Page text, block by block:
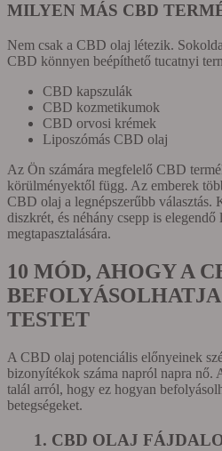
MILYEN MÁS CBD
Nem csak a CBD olaj létezik.
CBD könnyen beépíthető tucatnyi
CBD kapszulák
CBD kozmetikumok
CBD orvosi krémek
Liposzómás CBD olaj
Az Ön számára megfelelő CBD
körülményektől függ. Az emberek
CBD olaj a legnépszerűbb választás.
diszkrét, és néhány csepp is elegendő
megtapasztalására.
10 MÓD, AHOGY A
TESTET
A CBD olaj potenciális előnyeinek
bizonyítékok száma napról napra nő.
talál arról, hogy ez hogyan
betegségeket.
1. CBD OLAJ